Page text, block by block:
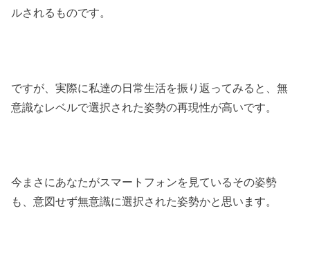
ルされるものです。
ですが、実際に私達の日常生活を振り返ってみると、無
意識なレベルで選択された姿勢の再現性が高いです。
今まさにあなたがスマートフォンを見ているその姿勢
も、意図せず無意識に選択された姿勢かと思います。